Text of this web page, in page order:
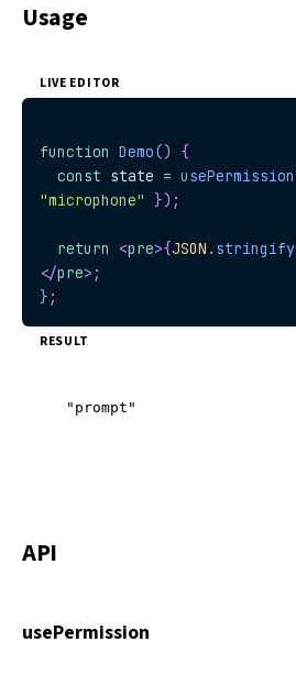
Usage
LIVE EDITOR
function Demo()
{
const state = usePermission
"microphone" }) ;
return <pre>{JSON . stringify
</pre> ;
} ;
RESULT
"prompt"
API
usePermission